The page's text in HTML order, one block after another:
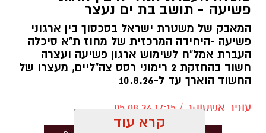
של ישראל.
בין המצטיינים שזכו להוקרה בטקס היו גםליאן בן
שטריתומנחם מזרחי, שנבחרו למצטייני מרחב
איילון, כהוקרה על מסירותם, מקצועיותם ותרומתם
במהלך שירותם השתלבו בני ובנות השירות הלאומי
פשיעה - תושב בת ים נעצר
המאבק של משטרת ישראל בסכסוך בין ארגוני
פשיעה -היחידה המרכזית של מחוז ת"א סיכלה
העברת אמל"ח לשימוש ארגון פשיעה ועצרה
חשוד בהחזקת 2 רימוני רסס צה"ליים, מעצרו של
החשוד הוארך עד ל-10.8.26
עופר אשטוקר / 17:15 05.08.26
קרא עוד